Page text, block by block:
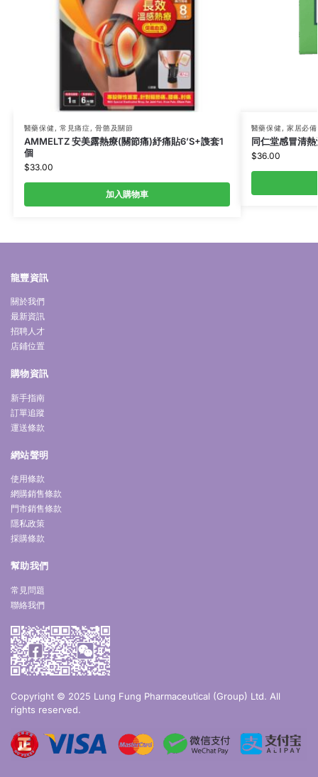
醫藥保健, 常見痛症,骨骼及關節
AMMELTZ 安美露熱療(關節痛)紓痛貼6’S+謢套1
個
$33.00
加入購物車
醫藥保健, 家居必備
同仁堂感冒清
$36.00
龍豐資訊
關於我們
最新資訊
招聘人才
店鋪位置
購物資訊
新手指南
訂單追蹤
運送條款
網站聲明
使用條款
網購銷售條款
門市銷售條款
隱私政策
採購條款
幫助我們
常見問題
聯絡我們
Copyright © 2025 Lung Fung Pharmaceutical (Group) Ltd. All
rights reserved.